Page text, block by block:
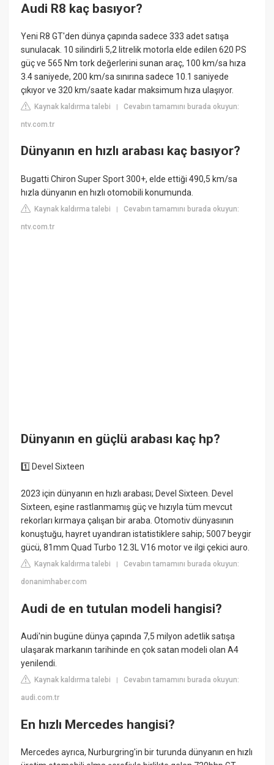
Audi R8 kaç basıyor?
Yeni R8 GT'den dünya çapında sadece 333 adet satışa
sunulacak. 10 silindirli 5,2 litrelik motorla elde edilen 620 PS
güç ve 565 Nm tork değerlerini sunan araç, 100 km/sa hıza
3.4 saniyede, 200 km/sa sınırına sadece 10.1 saniyede
çıkıyor ve 320 km/saate kadar maksimum hıza ulaşıyor.
Kaynak kaldırma talebi |Cevabın tamamını burada okuyun:
ntv.com.tr
Dünyanın en hızlı arabası kaç basıyor?
Bugatti Chiron Super Sport 300+, elde ettiği 490,5 km/sa
hızla dünyanın en hızlı otomobili konumunda.
Kaynak kaldırma talebi |Cevabın tamamını burada okuyun:
ntv.com.tr
Dünyanın en güçlü arabası kaç hp?
1️⃣ Devel Sixteen
2023 için dünyanın en hızlı arabası; Devel Sixteen. Devel
Sixteen, eşine rastlanmamış güç ve hızıyla tüm mevcut
rekorları kırmaya çalışan bir araba. Otomotiv dünyasının
konuştuğu, hayret uyandıran istatistiklere sahip; 5007 beygir
gücü, 81mm Quad Turbo 12.3L V16 motor ve ilgi çekici auro.
Kaynak kaldırma talebi |Cevabın tamamını burada okuyun:
donanimhaber.com
Audi de en tutulan modeli hangisi?
Audi'nin bugüne dünya çapında 7,5 milyon adetlik satışa
ulaşarak markanın tarihinde en çok satan modeli olan A4
yenilendi.
Kaynak kaldırma talebi |Cevabın tamamını burada okuyun:
audi.com.tr
En hızlı Mercedes hangisi?
Mercedes ayrıca, Nurburgring'in bir turunda dünyanın en hızlı